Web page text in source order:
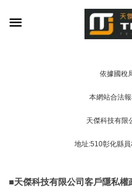
依據國稅
本網站合法
天傑科技有限
地址:510彰化縣
■天傑科技有限公司 客戶隱私權